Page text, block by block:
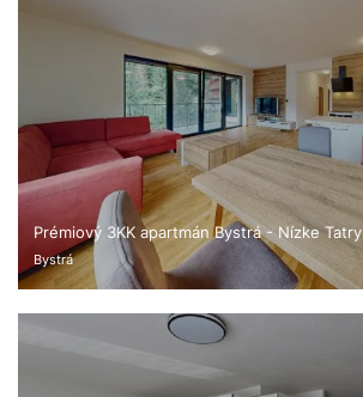
Prémiový 3KK apartmán Bystrá - Nízke Tatry
Bystrá